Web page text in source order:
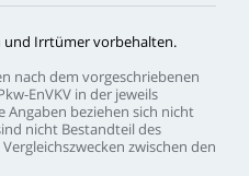
und Irrtümervorbehalten.
nach dem vorgeschriebenen
EnVKV in der jeweils
Angaben beziehen sich nicht
nicht Bestandteildes
Vergleichszwecken zwischen den